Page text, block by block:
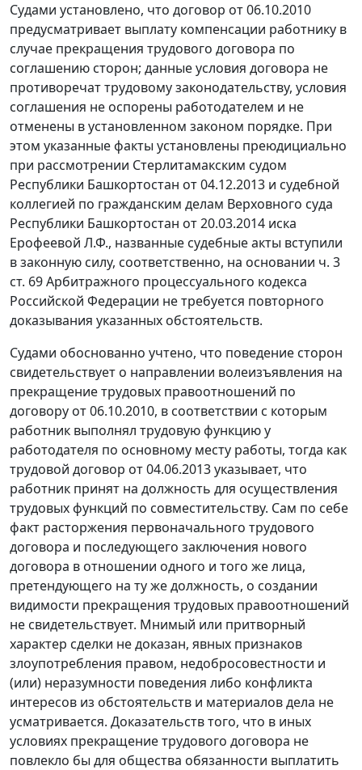
Судами установлено, что договор от 06.10.2010
предусматривает выплату компенсации работнику в
случае прекращения трудового договора по
соглашению сторон; данные условия договора не
противоречат трудовому законодательству, условия
соглашения не оспорены работодателем и не
отменены в установленном законом порядке. При
этом указанные факты установлены преюдициально
при рассмотрении Стерлитамакским судом
Республики Башкортостан от 04.12.2013 и судебной
коллегией по гражданским делам Верховного суда
Республики Башкортостан от 20.03.2014 иска
Ерофеевой Л.Ф., названные судебные акты вступили
в законную силу, соответственно, на основании ч. 3
ст. 69 Арбитражного процессуального кодекса
Российской Федерации не требуется повторного
доказывания указанных обстоятельств.
Судами обоснованно учтено, что поведение сторон
свидетельствует о направлении волеизъявления на
прекращение трудовых правоотношений по
договору от 06.10.2010, в соответствии с которым
работник выполнял трудовую функцию у
работодателя по основному месту работы, тогда как
трудовой договор от 04.06.2013 указывает, что
работник принят на должность для осуществления
трудовых функций по совместительству. Сам по себе
факт расторжения первоначального трудового
договора и последующего заключения нового
договора в отношении одного и того же лица,
претендующего на ту же должность, о создании
видимости прекращения трудовых правоотношений
не свидетельствует. Мнимый или притворный
характер сделки не доказан, явных признаков
злоупотребления правом, недобросовестности и
(или) неразумности поведения либо конфликта
интересов из обстоятельств и материалов дела не
усматривается. Доказательств того, что в иных
условиях прекращение трудового договора не
повлекло бы для общества обязанности выплатить